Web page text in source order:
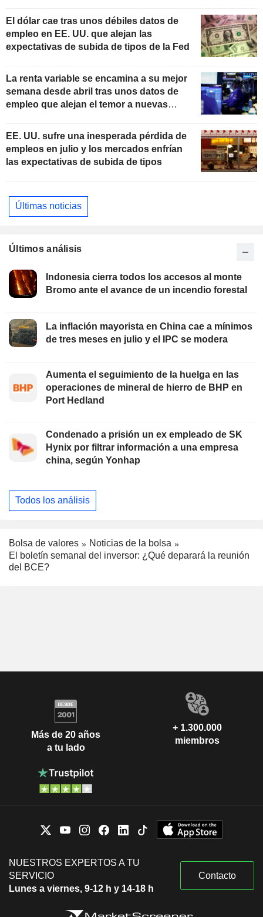
El dólar cae tras unos débiles datos de
empleo en EE. UU. que alejan las
expectativas de subida de tipos de la Fed
La renta variable se encamina a su mejor
semana desde abril tras unos datos de
empleo que alejan el temor a nuevas
EE. UU. sufre una inesperada pérdida de
empleos en julio y los mercados enfrían
las expectativas de subida de tipos
Últimas noticias
Últimos análisis
Indonesia cierra todos los accesos al monte
Bromo ante el avance de un incendio forestal
La inflación mayorista en China cae a mínimos
de tres meses en julio y el IPC se modera
Aumenta el seguimiento de la huelga en las
operaciones de mineral de hierro de BHP en
Port Hedland
Condenado a prisión un ex empleado de SK
Hynix por filtrar información a una empresa
china, según Yonhap
Todos los análisis
Bolsa de valores
Noticias de la bolsa
El boletín semanal del inversor: ¿Qué deparará la reunión
del BCE?
Más de 20 años
a tu lado
+ 1.300.000
miembros
NUESTROS EXPERTOS A TU
SERVICIO
Lunes a viernes, 9-12 h y 14-18 h
Contacto